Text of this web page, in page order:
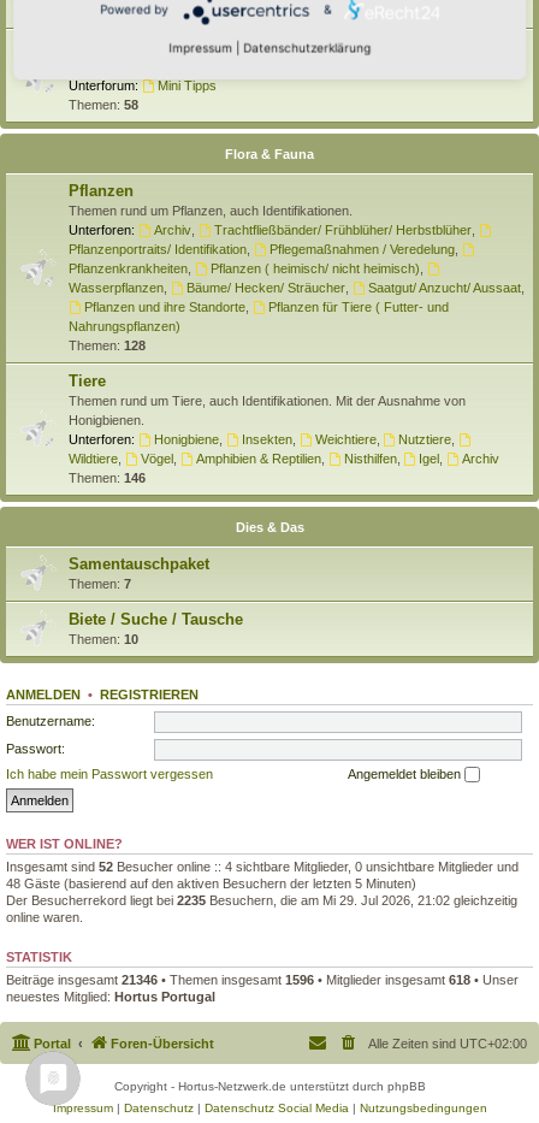
Themen:247
Selber machen
Unterforum:
Mini Tipps
Themen: 58
Flora & Fauna
Pflanzen
Themen rund um Pflanzen, auch Identifikationen.
Unterforen:
Archiv, Trachtfließbänder/ Frühblüher/ Herbstblüher,
Pflanzenportraits/ Identifikation
Pflegemaßnahmen / Veredelung,
Pflanzenkrankheiten
Pflanzen ( heimisch/ nicht heimisch)
Wasserpflanzen
Bäume/ Hecken/ Sträucher, Saatgut/ Anzucht/ Aussaat,
Pflanzen und ihre Standorte,
Pflanzen für Tiere ( Futter- und
Nahrungspflanzen)
Themen: 128
Tiere
Themen rund um Tiere, auch Identifikationen. Mit der Ausnahme von
Honigbienen.
Unterforen:
Honigbiene, Insekten, Weichtiere, Nutztiere
Wildtiere
Vögel, Amphibien & Reptilien, Nisthilfen, Igel
Archiv
Themen: 146
Dies & Das
Samentauschpaket
Themen: 7
Biete / Suche / Tausche
Themen: 10
ANMELDEN • REGISTRIEREN
Benutzername:
Passwort:
Ich habe mein Passwort vergessen
Angemeldet bleiben
WER IST ONLINE?
Insgesamt sind 52 Besucher online :: 4 sichtbare Mitglieder, 0 unsichtbare Mitglieder und
48 Gäste (basierend auf den aktiven Besuchern der letzten 5 Minuten)
Der Besucherrekord liegt bei 2235 Besuchern, die am Mi 29. Jul 2026, 21:02 gleichzeitig
online waren.
STATISTIK
Beiträge insgesamt 21346 • Themen insgesamt 1596 • Mitglieder insgesamt 618 • Unser
neuestes Mitglied: Hortus Portugal
Portal Foren-Übersicht Alle Zeiten sind UTC+02:00
Copyright - Hortus-Netzwerk.de unterstützt durch phpBB
Impressum| Datenschutz| Datenschutz Social Media | Nutzungsbedingungen
Powered by &
Impressum Datenschutzerklärung